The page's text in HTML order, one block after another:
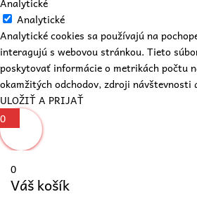
Analytické
Analytické cookies sa používajú na
interagujú s webovou stránkou. Tieto
poskytovať informácie o metrikách počtu
okamžitých odchodov, zdroji návštevnosti
ULOŽIŤ A PRIJAŤ
0
0
Váš košík